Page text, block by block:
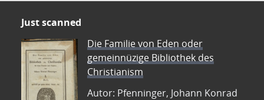
Just scanned
Die Familie von Eden oder
gemeinnüzige Bibliothek des
Christianism
Autor: Pfenninger, Johann Konrad